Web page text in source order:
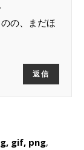
の、まだほ
返信
gif, png,